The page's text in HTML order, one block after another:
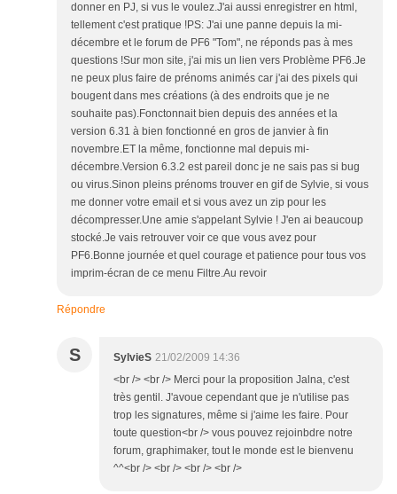
donner en PJ, si vus le voulez.J'ai aussi enregistrer en html,
tellement c'est pratique !PS: J'ai une panne depuis la mi-
décembre et le forum de PF6 "Tom", ne réponds pas à mes
questions !Sur mon site, j'ai mis un lien vers Problème PF6.Je
ne peux plus faire de prénoms animés car j'ai des pixels qui
bougent dans mes créations (à des endroits que je ne
souhaite pas).Fonctonnait bien depuis des années et la
version 6.31 à bien fonctionné en gros de janvier à fin
novembre.ET la même, fonctionne mal depuis mi-
décembre.Version 6.3.2 est pareil donc je ne sais pas si bug
ou virus.Sinon pleins prénoms trouver en gif de Sylvie, si vous
me donner votre email et si vous avez un zip pour les
décompresser.Une amie s'appelant Sylvie ! J'en ai beaucoup
stocké.Je vais retrouver voir ce que vous avez pour
PF6.Bonne journée et quel courage et patience pour tous vos
imprim-écran de ce menu Filtre.Au revoir
Répondre
S SylvieS 21/02/2009 14:36
<br /> <br /> Merci pour la proposition Jalna, c'est
très gentil. J'avoue cependant que je n'utilise pas
trop les signatures, même si j'aime les faire. Pour
toute question<br /> vous pouvez rejoinbdre notre
forum, graphimaker, tout le monde est le bienvenu
^^<br /> <br /> <br /> <br />